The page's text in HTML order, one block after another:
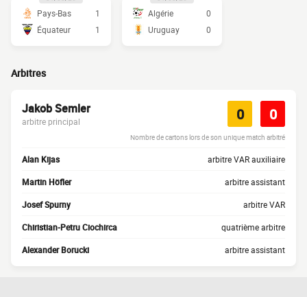
Pays-Bas
1
Équateur
1
Algérie
0
Uruguay
0
Arbitres
Jakob Semler
arbitre principal 0 0
Nombre de cartons lors de son unique match arbitré
Alan Kijas arbitre VAR auxiliaire
Martin Höfler arbitre assistant
Josef Spurny arbitre VAR
Chiristian-Petru Ciochirca quatrième arbitre
Alexander Borucki arbitre assistant